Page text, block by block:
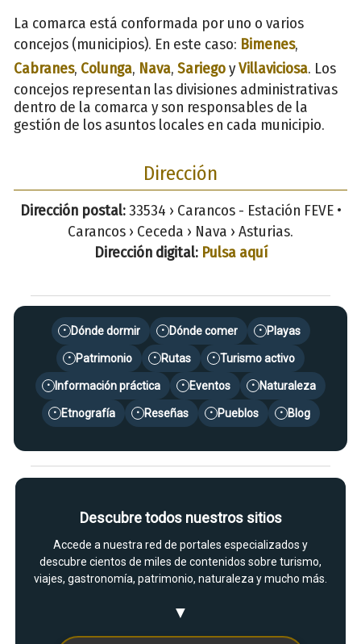
La comarca está conformada por uno o varios
concejos (municipios). En este caso: Bimenes,
Cabranes, Colunga, Nava, SariegoyVillaviciosa. Los
concejos representan las divisiones administrativas
dentro de la comarca y son responsables de la
gestión de los asuntos locales en cada municipio.
Dirección
Dirección postal:33534 › Carancos - Estación FEVE •
Carancos › Ceceda › Nava › Asturias.
Dirección digital: Pulsa aquí
• Dónde dormir • Dónde comer • Playas
• Patrimonio • Rutas • Turismo activo
• Información práctica • Eventos • Naturaleza
• Etnografía • Reseñas • Pueblos • Blog
Descubre todos nuestros sitios
Accede a nuestra red de portales especializados y
descubre cientos de miles de contenidos sobre turismo,
viajes, gastronomía, patrimonio, naturaleza y mucho más.
▼